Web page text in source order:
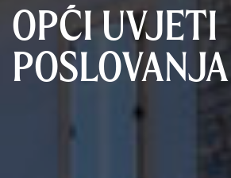
OPĆI UVJETI
POSLOVANJA